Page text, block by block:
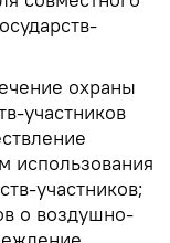
охраны
участников
использования
участников;
о воздушно-